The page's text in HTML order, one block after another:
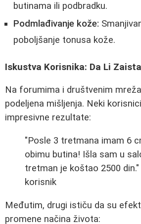
butinama ili podbradku.
Podmlađivanje kože:
poboljšanje tonusa kože.
Iskustva Korisnika: Da Li
Na forumima i društvenim
podeljena mišljenja. Neki
impresivne rezultate:
"Posle 3 tretmana imam 6
obimu butina! Išla sam u
tretman je koštao 2500
korisnik
Međutim, drugi ističu da su
promene načina života: